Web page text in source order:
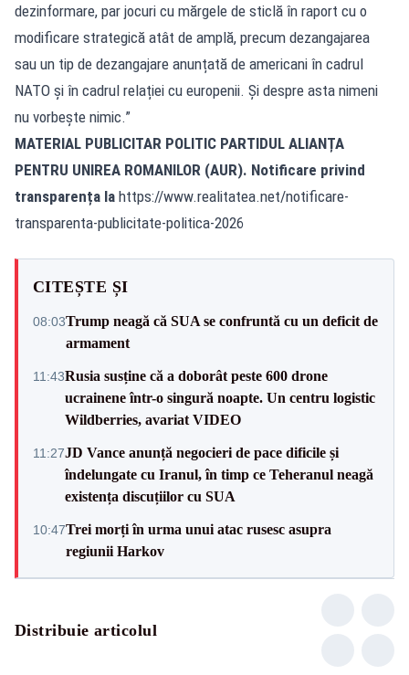
dezinformare, par jocuri cu mărgele de sticlă în raport cu o
modificare strategică atât de amplă, precum dezangajarea
sau un tip de dezangajare anunțată de americani în cadrul
NATO și în cadrul relației cu europenii. Și despre asta nimeni
nu vorbește nimic.”
MATERIAL PUBLICITAR POLITIC PARTIDUL ALIANȚA
PENTRU UNIREA ROMANILOR (AUR). Notificare privind
transparența la https://www.realitatea.net/notificare-
transparenta-publicitate-politica-2026
CITEȘTE ȘI
08:03Trump neagă că SUA se confruntă cu un deficit de
armament
11:43Rusia susține că a doborât peste 600 drone
ucrainene într-o singură noapte. Un centru logistic
Wildberries, avariat VIDEO
11:27JD Vance anunță negocieri de pace dificile și
îndelungate cu Iranul, în timp ce Teheranul neagă
existența discuțiilor cu SUA
10:47Trei morți în urma unui atac rusesc asupra
regiunii Harkov
Distribuie articolul